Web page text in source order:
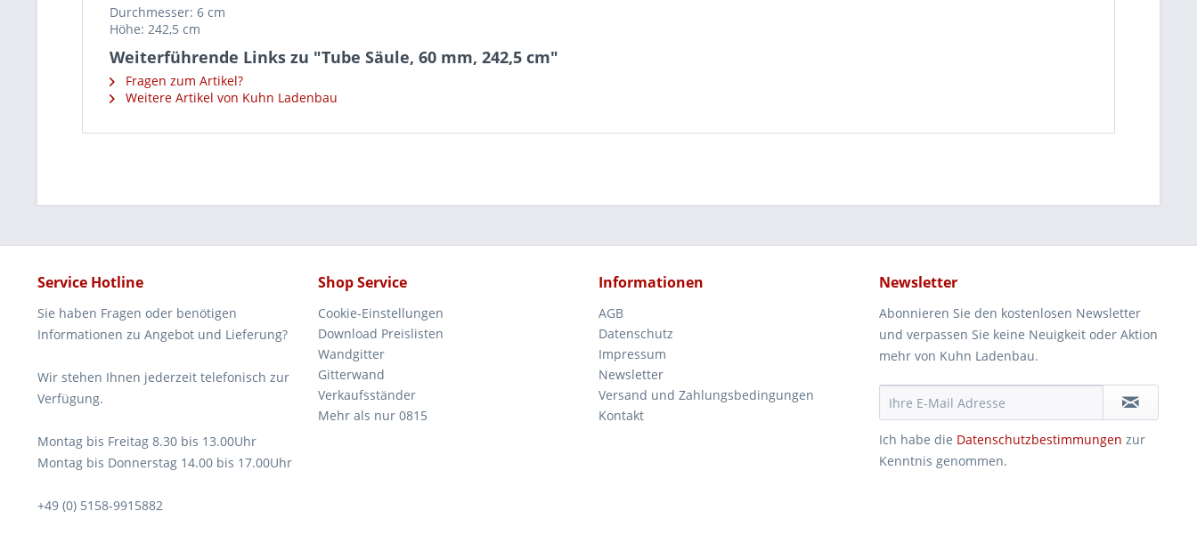
Durchmesser: 6 cm
Höhe: 242,5 cm
Weiterführende Links zu "Tube Säule, 60 mm, 242,5 cm"
Fragen zum Artikel?
Weitere Artikel von Kuhn Ladenbau
Service Hotline
Sie haben Fragen oder benötigen
Informationen zu Angebot und Lieferung?
Wir stehen Ihnen jederzeit telefonisch zur
Verfügung.
Montag bis Freitag 8.30 bis 13.00Uhr
Montag bis Donnerstag 14.00 bis 17.00Uhr
+49 (0) 5158-9915882
Shop Service
Cookie-Einstellungen
Download Preislisten
Wandgitter
Gitterwand
Verkaufsständer
Mehr als nur 0815
Informationen
AGB
Datenschutz
Impressum
Newsletter
Versand und Zahlungsbedingungen
Kontakt
Newsletter
Abonnieren Sie den kostenlosen Newsletter
und verpassen Sie keine Neuigkeit oder Aktion
mehr von Kuhn Ladenbau.
Ich habe die Datenschutzbestimmungen zur
Kenntnis genommen.